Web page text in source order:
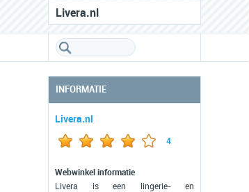
Livera.nl
INFORMATIE
Livera.nl
4
Webwinkel informatie
Livera is een lingerie- en